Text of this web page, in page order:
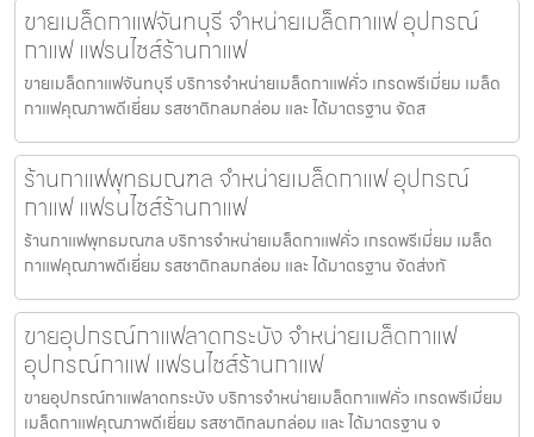
ขายเมล็ดกาแฟจันทบุรี จำหน่ายเมล็ดกาแฟ อุปกรณ์
กาแฟ แฟรนไชส์ร้านกาแฟ
ขายเมล็ดกาแฟจันทบุรี บริการจำหน่ายเมล็ดกาแฟคั่ว เกรดพรีเมี่ยม เมล็ด
กาแฟคุณภาพดีเยี่ยม รสชาติกลมกล่อม และ ได้มาตรฐาน จัดส
ร้านกาแฟพุทธมณฑล จำหน่ายเมล็ดกาแฟ อุปกรณ์
กาแฟ แฟรนไชส์ร้านกาแฟ
ร้านกาแฟพุทธมณฑล บริการจำหน่ายเมล็ดกาแฟคั่ว เกรดพรีเมี่ยม เมล็ด
กาแฟคุณภาพดีเยี่ยม รสชาติกลมกล่อม และ ได้มาตรฐาน จัดส่งทั
ขายอุปกรณ์กาแฟลาดกระบัง จำหน่ายเมล็ดกาแฟ
อุปกรณ์กาแฟ แฟรนไชส์ร้านกาแฟ
ขายอุปกรณ์กาแฟลาดกระบัง บริการจำหน่ายเมล็ดกาแฟคั่ว เกรดพรีเมี่ยม
เมล็ดกาแฟคุณภาพดีเยี่ยม รสชาติกลมกล่อม และ ได้มาตรฐาน จ